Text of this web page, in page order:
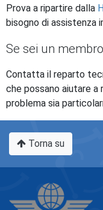
Prova a ripartire dalla
bisogno di assistenza
Se sei un
Contatta il reparto
che possano aiutare a
problema sia
Torna su